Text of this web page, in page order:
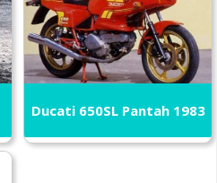
Ducati 650SL Pantah 1983